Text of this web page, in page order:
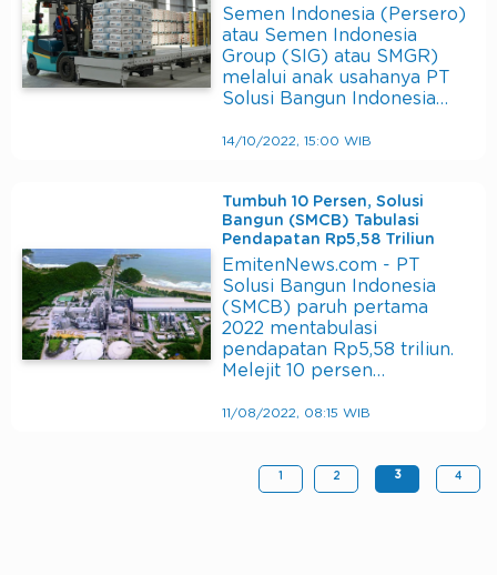
Semen Indonesia (Persero)
atau Semen Indonesia
Group (SIG) atau SMGR)
melalui anak usahanya PT
Solusi Bangun Indonesia…
14/10/2022, 15:00 WIB
Tumbuh 10 Persen, Solusi
Bangun (SMCB) Tabulasi
Pendapatan Rp5,58 Triliun
EmitenNews.com - PT
Solusi Bangun Indonesia
(SMCB) paruh pertama
2022 mentabulasi
pendapatan Rp5,58 triliun.
Melejit 10 persen…
11/08/2022, 08:15 WIB
1 2 3 4